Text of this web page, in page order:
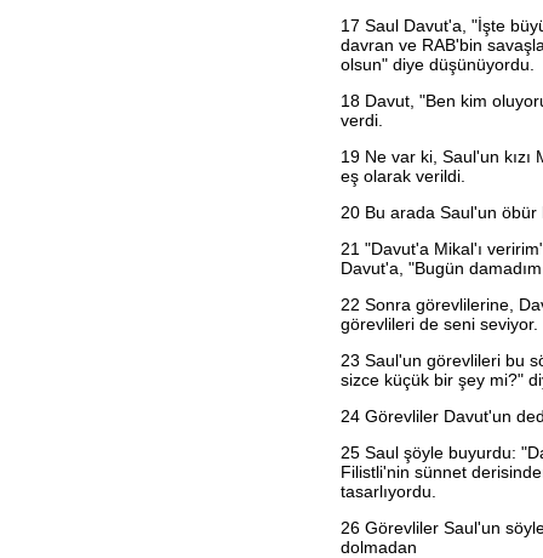
17 Saul Davut'a, "İşte
davran ve RAB'bin
olsun" diye düşünüyordu.
18 Davut, "Ben kim
verdi.
19 Ne var ki, Saul'un
eş olarak verildi.
20 Bu arada Saul'un öbür
21 "Davut'a Mikal'ı
Davut'a, "Bugün
22 Sonra görevlilerine,
görevlileri de seni seviyor.
23 Saul'un görevlileri bu
sizce küçük bir şey mi?"
24 Görevliler Davut'un
25 Saul şöyle buyurdu:
Filistli'nin sünnet
tasarlıyordu.
26 Görevliler Saul'un
dolmadan